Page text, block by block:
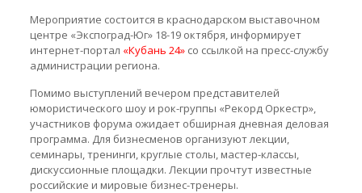
Мероприятие состоится в краснодарском выставочном
центре «Экспоград-Юг» 18-19 октября, информирует
интернет-портал «Кубань 24»со ссылкой на пресс-службу
администрации региона.
Помимо выступлений вечером представителей
юмористического шоу и рок-группы «Рекорд Оркестр»,
участников форума ожидает обширная дневная деловая
программа. Для бизнесменов организуют лекции,
семинары, тренинги, круглые столы, мастер-классы,
дискуссионные площадки. Лекции прочтут известные
российские и мировые бизнес-тренеры.